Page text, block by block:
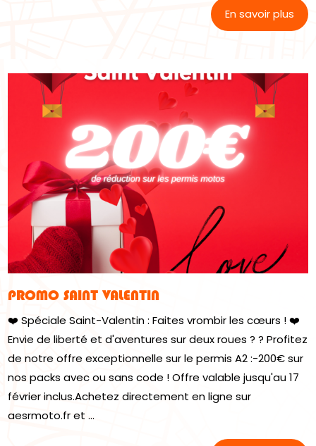
En savoir plus
PROMO SAINT VALENTIN
❤️ Spéciale Saint-Valentin : Faites vrombir les cœurs ! ❤️
Envie de liberté et d'aventures sur deux roues ? ? Profitez
de notre offre exceptionnelle sur le permis A2 :-200€ sur
nos packs avec ou sans code ! Offre valable jusqu'au 17
février inclus.Achetez directement en ligne sur
aesrmoto.fr et ...